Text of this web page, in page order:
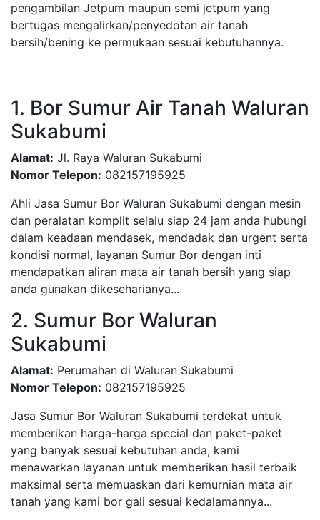
pengambilan Jetpum maupun semi jetpum yang
bertugas mengalirkan/penyedotan air tanah
bersih/bening ke permukaan sesuai kebutuhannya.
1. Bor Sumur Air Tanah Waluran
Sukabumi
Alamat: Jl. Raya Waluran Sukabumi
Nomor Telepon: 082157195925
Ahli Jasa Sumur Bor Waluran Sukabumi dengan mesin
dan peralatan komplit selalu siap 24 jam anda hubungi
dalam keadaan mendasek, mendadak dan urgent serta
kondisi normal, layanan Sumur Bor dengan inti
mendapatkan aliran mata air tanah bersih yang siap
anda gunakan dikeseharianya...
2. Sumur Bor Waluran
Sukabumi
Alamat: Perumahan di Waluran Sukabumi
Nomor Telepon: 082157195925
Jasa Sumur Bor Waluran Sukabumi terdekat untuk
memberikan harga-harga special dan paket-paket
yang banyak sesuai kebutuhan anda, kami
menawarkan layanan untuk memberikan hasil terbaik
maksimal serta memuaskan dari kemurnian mata air
tanah yang kami bor gali sesuai kedalamannya...